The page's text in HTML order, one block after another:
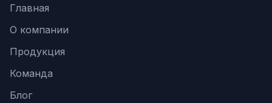
Главная
О компании
Продукция
Команда
Блог